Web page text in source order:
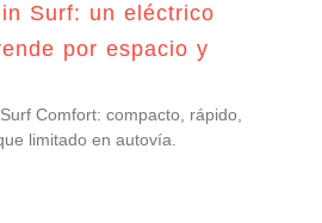
Surf: un eléctrico
por espacio y
Comfort: compacto, rápido,
limitado en autovía.